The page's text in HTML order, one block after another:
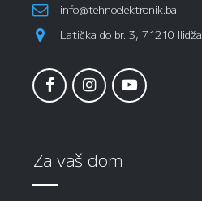
info@tehnoelektronik.ba
Latička do br. 3, 71210 Ilidža
Za vaš dom